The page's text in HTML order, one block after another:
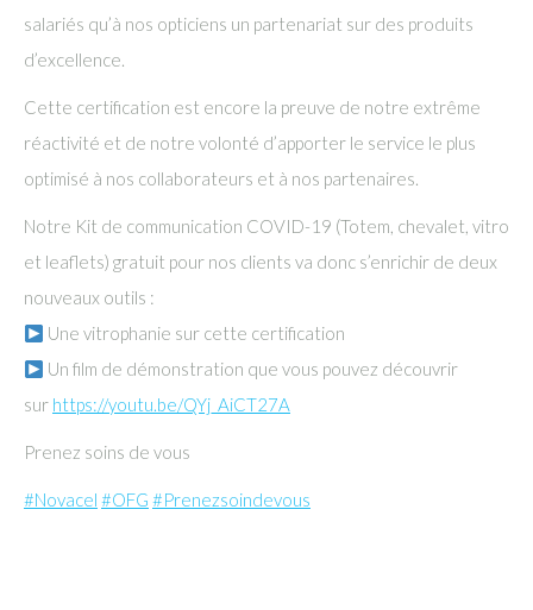
salariés qu’à nos opticiens un partenariat sur des produits
d’excellence.
Cette certification est encore la preuve de notre extrême
réactivité et de notre volonté d’apporter le service le plus
optimisé à nos collaborateurs et à nos partenaires.
Notre Kit de communication COVID-19 (Totem, chevalet, vitro
et leaflets) gratuit pour nos clients va donc s’enrichir de deux
nouveaux outils :
Une vitrophanie sur cette certification
Un film de démonstration que vous pouvez découvrir
sur https://youtu.be/QYj_AiCT27A
Prenez soins de vous
#Novacel #OFG #Prenezsoindevous